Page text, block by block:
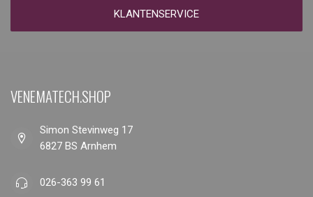
KLANTENSERVICE
VENEMATECH.SHOP
Simon Stevinweg 17
6827 BS Arnhem
026-363 99 61